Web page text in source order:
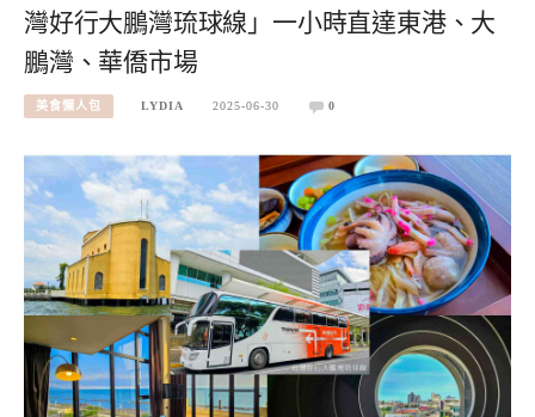
灣好行大鵬灣琉球線」一小時直達東港、大
鵬灣、華僑市場
美食懶人包 LYDIA 2025-06-30 0